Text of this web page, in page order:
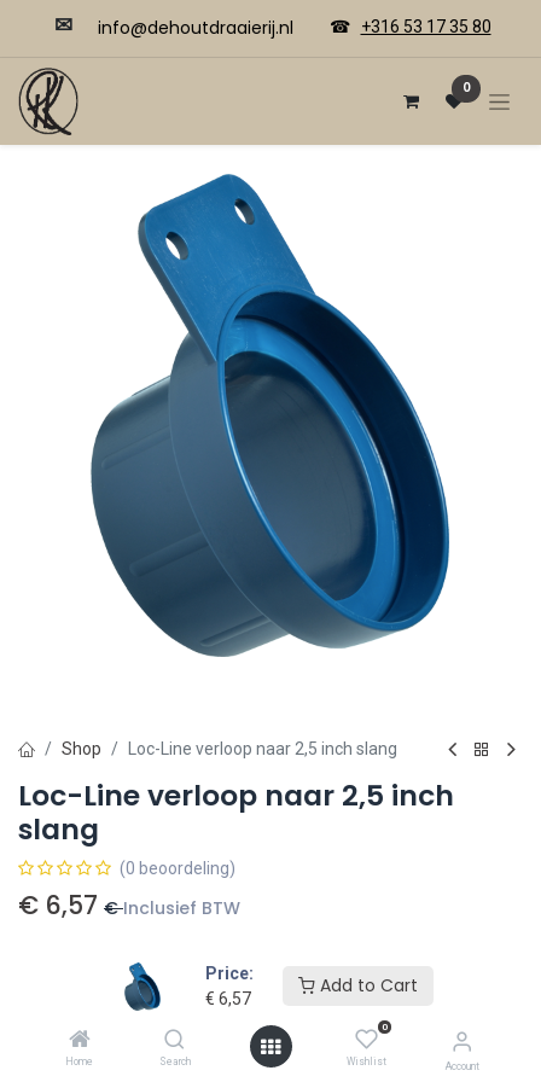
Price:
€ 6,57
Add to Cart
Home Search
0
Wishlist Account
✉ ​​info@dehoutdraaierij.nl ☎ +316 53 17 35 80
0
Shop Loc-Line verloop naar 2,5 inch slang
Loc-Line verloop naar 2,5 inch
slang
(0 beoordeling)
€ 6,57 € Inclusief BTW
Toevoegen aan winkelmandje